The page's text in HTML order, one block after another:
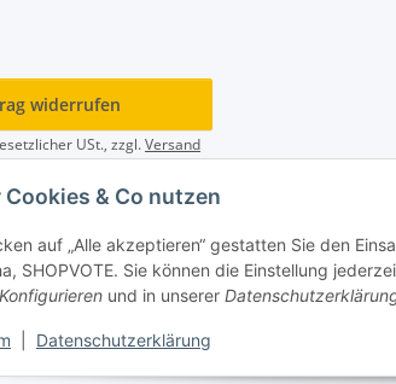
& Co nutzen
auf „Alle akzeptieren“ gestatten Sie den
SHOPVOTE. Sie können die Einstellung
Konfigurieren und in unserer
Datenschutzerklärung
widerrufen
USt., zzgl.Versand